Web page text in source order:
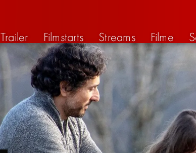
Trailer Filmstarts Streams Filme